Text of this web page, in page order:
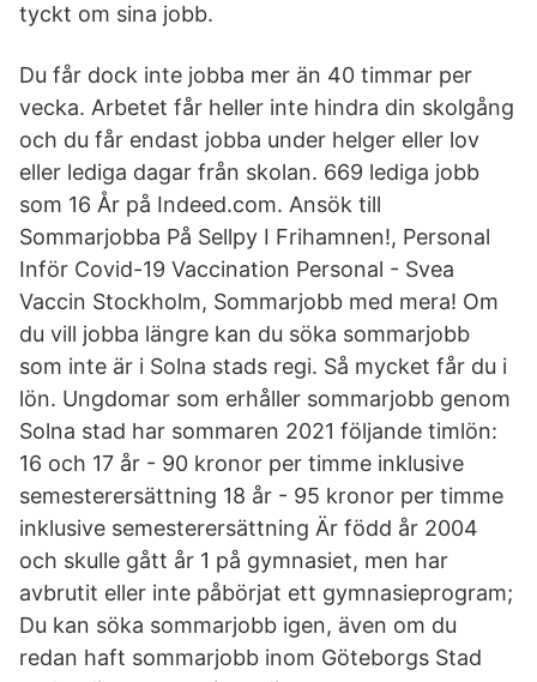
tyckt om sina jobb.
Du får dock inte jobba mer än 40 timmar per
vecka. Arbetet får heller inte hindra din skolgång
och du får endast jobba under helger eller lov
eller lediga dagar från skolan. 669 lediga jobb
som 16 År på Indeed.com. Ansök till
Sommarjobba På Sellpy I Frihamnen!, Personal
Inför Covid-19 Vaccination Personal - Svea
Vaccin Stockholm, Sommarjobb med mera! Om
du vill jobba längre kan du söka sommarjobb
som inte är i Solna stads regi. Så mycket får du i
lön. Ungdomar som erhåller sommarjobb genom
Solna stad har sommaren 2021 följande timlön:
16 och 17 år - 90 kronor per timme inklusive
semesterersättning 18 år - 95 kronor per timme
inklusive semesterersättning Är född år 2004
och skulle gått år 1 på gymnasiet, men har
avbrutit eller inte påbörjat ett gymnasieprogram;
Du kan söka sommarjobb igen, även om du
redan haft sommarjobb inom Göteborgs Stad